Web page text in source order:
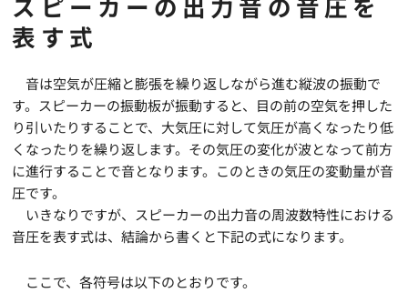
表す式
音は空気が圧縮と膨張を繰り返しながら進む縦波の振動で
す。スピーカーの振動板が振動すると、目の前の空気を押した
り引いたりすることで、大気圧に対して気圧が高くなったり低
くなったりを繰り返します。その気圧の変化が波となって前方
に進行することで音となります。このときの気圧の変動量が音
圧です。
いきなりですが、スピーカーの出力音の周波数特性における
音圧を表す式は、結論から書くと下記の式になります。
ここで、各符号は以下のとおりです。